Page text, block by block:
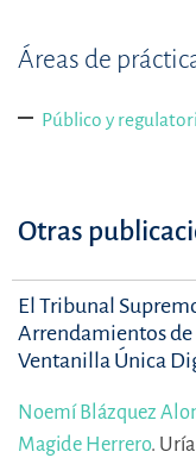
Áreas de
Público y
Otras
El Tribunal
Arrendamientos
Ventanilla Única
Noemí Blázquez
Magide Herrero.